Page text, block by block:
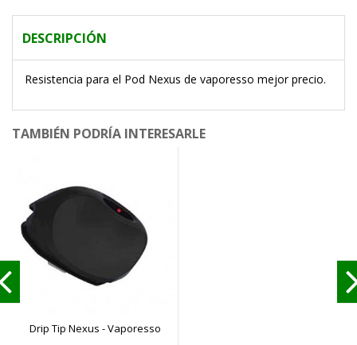
DESCRIPCIÓN
Resistencia para el Pod Nexus de vaporesso mejor precio.
TAMBIÉN PODRÍA INTERESARLE
Drip Tip Nexus - Vaporesso